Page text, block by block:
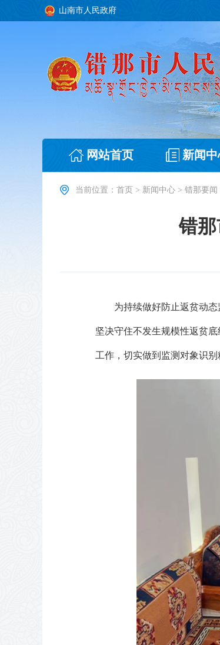
山南市人民政府
网站首页 新闻中
当前位置： 首页 > 新闻中心 > 错那要闻
错
为持续做好防止返贫动
坚决守住不发生规模性返贫
工作，切实做到监测对象识别